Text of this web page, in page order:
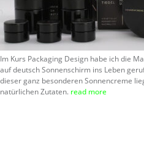
Im Kurs Packaging Design habe ich die
auf deutsch Sonnenschirm ins Leben
dieser ganz besonderen Sonnencreme
natürlichen Zutaten. read more